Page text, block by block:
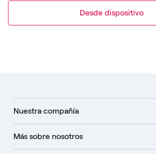
Desde dispositivo
Nuestra compañía
Más sobre nosotros